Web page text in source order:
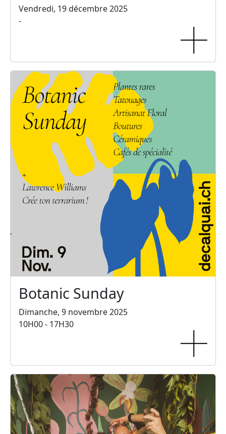
Vendredi, 19 décembre 2025
-
Botanic Sunday
Dimanche, 9 novembre 2025
10H00 - 17H30